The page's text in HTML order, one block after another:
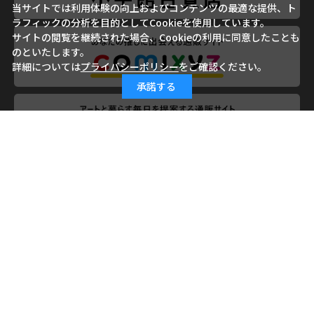
当サイトでは利用体験の向上およびコンテンツの最適な提供、ト
ラフィックの分析を目的としてCookieを使用しています。
サイトの閲覧を継続された場合、Cookieの利用に同意したことも
のといたします。
詳細についてはプライバシーポリシーをご確認ください。
承諾する